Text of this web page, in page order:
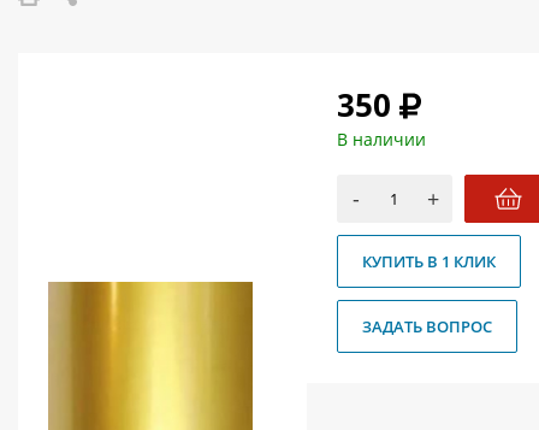
350
В наличии
- +
КУПИТЬ В 1 КЛИК
ЗАДАТЬ ВОПРОС